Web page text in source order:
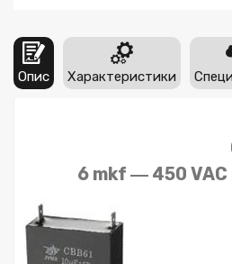
Опис Характеристики
6 mkf ― 450 VAC